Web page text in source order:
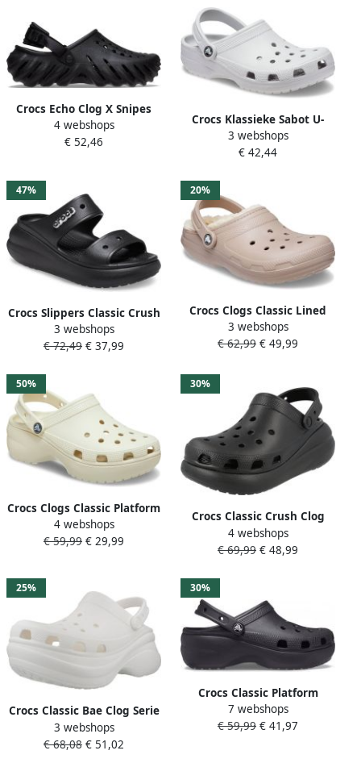
Crocs Echo Clog X Snipes
Sandalen & Slides Schoenen
black maat: 41 42
38 39
4 webshops
€ 52,46
Crocs Klassieke Sabot U-
Slippers Fashion Wear
Volwassen
3 webshops
€ 42,44
47%
Crocs Slippers Classic Crush
Sandaal W Streetwear
3 webshops
€ 72,49 € 37,99
20%
Crocs Clogs Classic Lined
pantolette pantoffel
winterschoen met warme
3 webshops
€ 62,99 € 49,99
50%
Crocs Clogs Classic Platform
Clog W plateau
zomerschoen pantoffel
4 webshops
€ 59,99 € 29,99
30%
Crocs Classic Crush Clog
Gedurfd ontwerp en extra
hoogte Black Dames
4 webshops
€ 69,99 € 48,99
25%
Crocs Classic Bae Clog Serie
Dames Klomp Witte Hoge
Zool Comfortable en
3 webshops
€ 68,08 € 51,02
30%
Crocs Classic Platform
Sandalen & Slides Schoenen
black maat: 38 39
7 webshops
€ 59,99 € 41,97